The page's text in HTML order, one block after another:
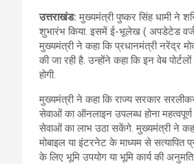
उत्तराखंड: मुख्यमंत्री पुष्कर सिंह धामी ने
शुभारंभ किया. इसमें ई-भूलेख ( अपडेटेड
मुख्यमंत्री ने कहा कि प्रधानमंत्री नरेंद्र
की जा रही है. उन्होंने कहा कि इन वेब
होगी.
मुख्यमंत्री ने कहा कि राज्य सरकार
सेवाओं का ऑनलाइन उपलब्ध होना
सेवाओं का लाभ उठा सकेंगे. मुख्यमंत्री ने
मोबाइल या इंटरनेट के माध्यम से
के लिए भूमि उपयोग या भूमि कार्य की